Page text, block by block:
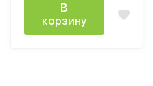
В
корзину